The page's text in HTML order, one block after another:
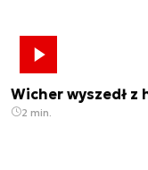
Wicher wyszedł z
2 min.